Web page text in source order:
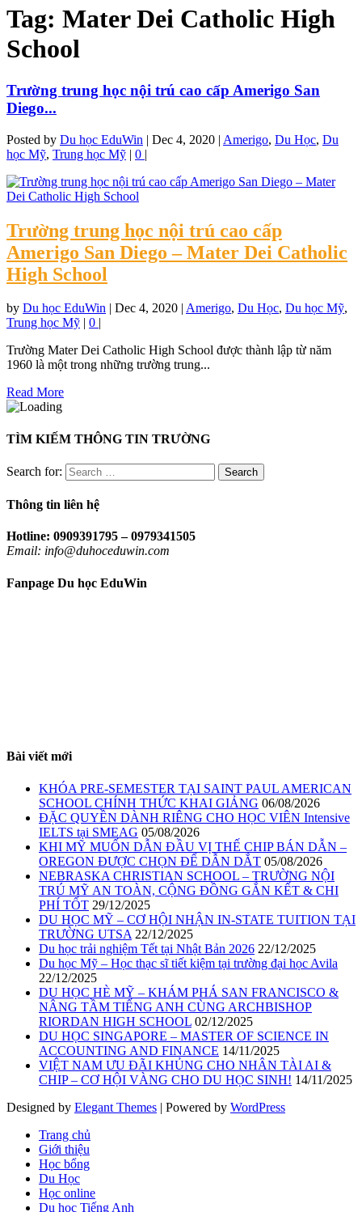
Tag: Mater Dei Catholic High
School
Trường trung học nội trú cao cấp Amerigo San
Diego...
Posted by Du học EduWin | Dec 4, 2020 | Amerigo, Du Học, Du
học Mỹ, Trung học Mỹ | 0 |
Trường trung học nội trú cao cấp
Amerigo San Diego – Mater Dei Catholic
High School
by Du học EduWin | Dec 4, 2020 | Amerigo, Du Học, Du học Mỹ,
Trung học Mỹ | 0 |
Trường Mater Dei Catholic High School được thành lập từ năm
1960 là một trong những trường trung...
Read More
TÌM KIẾM THÔNG TIN TRƯỜNG
Search for:
Thông tin liên hệ
Hotline: 0909391795 – 0979341505
Email: info@duhoceduwin.com
Fanpage Du học EduWin
Bài viết mới
KHÓA PRE-SEMESTER TẠI SAINT PAUL AMERICAN
SCHOOL CHÍNH THỨC KHAI GIẢNG 06/08/2026
ĐẶC QUYỀN DÀNH RIÊNG CHO HỌC VIÊN Intensive
IELTS tại SMEAG 05/08/2026
KHI MỸ MUỐN DẪN ĐẦU VỊ THẾ CHIP BÁN DẪN –
OREGON ĐƯỢC CHỌN ĐỂ DẪN DẮT 05/08/2026
NEBRASKA CHRISTIAN SCHOOL – TRƯỜNG NỘI
TRÚ MỸ AN TOÀN, CỘNG ĐỒNG GẮN KẾT & CHI
PHÍ TỐT 29/12/2025
DU HỌC MỸ – CƠ HỘI NHẬN IN-STATE TUITION TẠI
TRƯỜNG UTSA 22/12/2025
Du học trải nghiệm Tết tại Nhật Bản 2026 22/12/2025
Du học Mỹ – Học thạc sĩ tiết kiệm tại trường đại học Avila
22/12/2025
DU HỌC HÈ MỸ – KHÁM PHÁ SAN FRANCISCO &
NÂNG TẦM TIẾNG ANH CÙNG ARCHBISHOP
RIORDAN HIGH SCHOOL 02/12/2025
DU HỌC SINGAPORE – MASTER OF SCIENCE IN
ACCOUNTING AND FINANCE 14/11/2025
VIỆT NAM ƯU ĐÃI KHỦNG CHO NHÂN TÀI AI &
CHIP – CƠ HỘI VÀNG CHO DU HỌC SINH! 14/11/2025
Designed by Elegant Themes | Powered by WordPress
Trang chủ
Giới thiệu
Học bổng
Du Học
Học online
Du học Tiếng Anh